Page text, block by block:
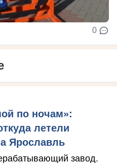
0
по ночам»:
летели
Ярославль
завод.